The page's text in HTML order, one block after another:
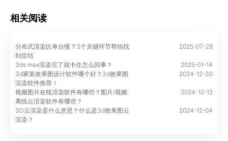
相关阅读
分布式渲染比单台慢？3个关键环节帮你找
到症结
2025-07-28
3ds max渲染完了就卡住怎么回事？
2025-01-14
3d家装效果图设计软件哪个好？3d效果图
渲染软件推荐！
2024-12-30
视频图片在线渲染软件有哪些？图片/视频
离线云渲染软件有哪些？
2024-12-12
3D云渲染是什么意思？什么是3d效果图云
渲染？
2024-12-04